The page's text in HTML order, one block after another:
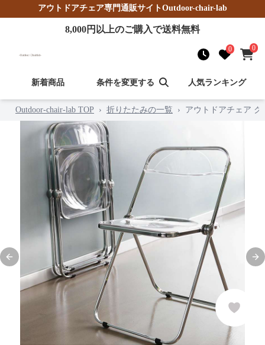
アウトドアチェア専門通販サイトOutdoor-chair-lab
8,000円以上のご購入で送料無料
0 0
新着商品 条件を変更する 人気ランキング
Outdoor-chair-lab TOP › 折りたたみの一覧 › アウトドアチェア
Previous slide